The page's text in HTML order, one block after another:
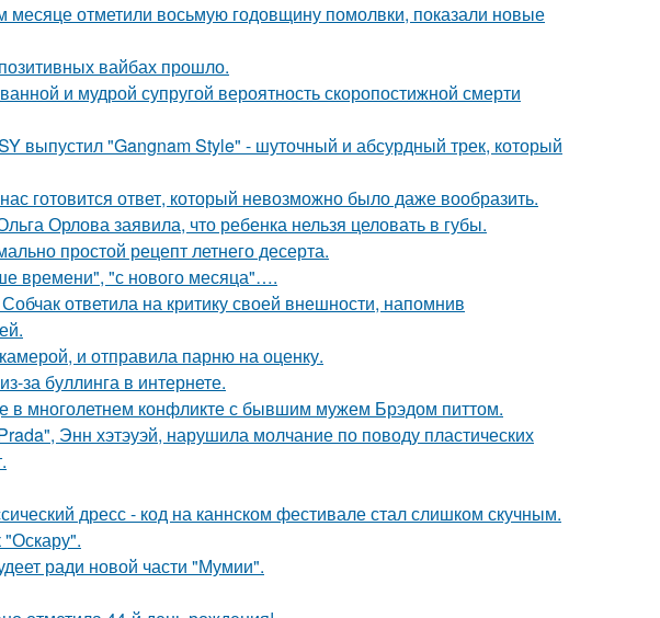
отметили восьмую годовщину помолвки, показали новые
вайбах прошло.
и мудрой супругой вероятность скоропостижной смерти
выпустил "Gangnam Style" - шуточный и абсурдный трек, который
готовится ответ, который невозможно было даже вообразить.
Орлова заявила, что ребенка нельзя целовать в губы.
простой рецепт летнего десерта.
времени", "с нового месяца"….
ответила на критику своей внешности, напомнив
и отправила парню на оценку.
за буллинга в интернете.
в многолетнем конфликте с бывшим мужем Брэдом питтом.
Энн хэтэуэй, нарушила молчание по поводу пластических
дресс - код на каннском фестивале стал слишком скучным.
"Оскару".
ради новой части "Мумии".